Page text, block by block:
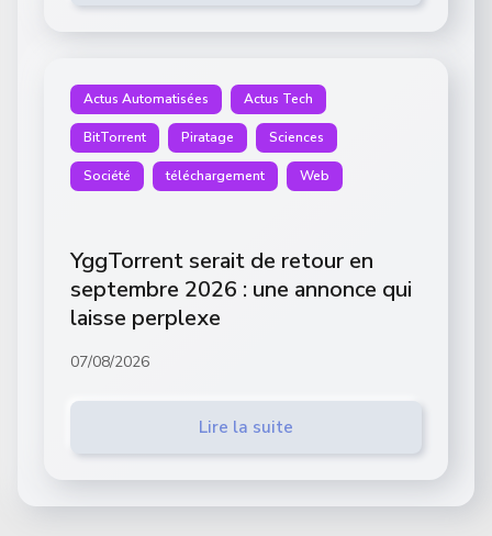
Actus Automatisées Actus Tech
BitTorrent Piratage Sciences
Société téléchargement Web
YggTorrent serait de retour en
septembre 2026 : une annonce qui
laisse perplexe
07/08/2026
Lire la suite